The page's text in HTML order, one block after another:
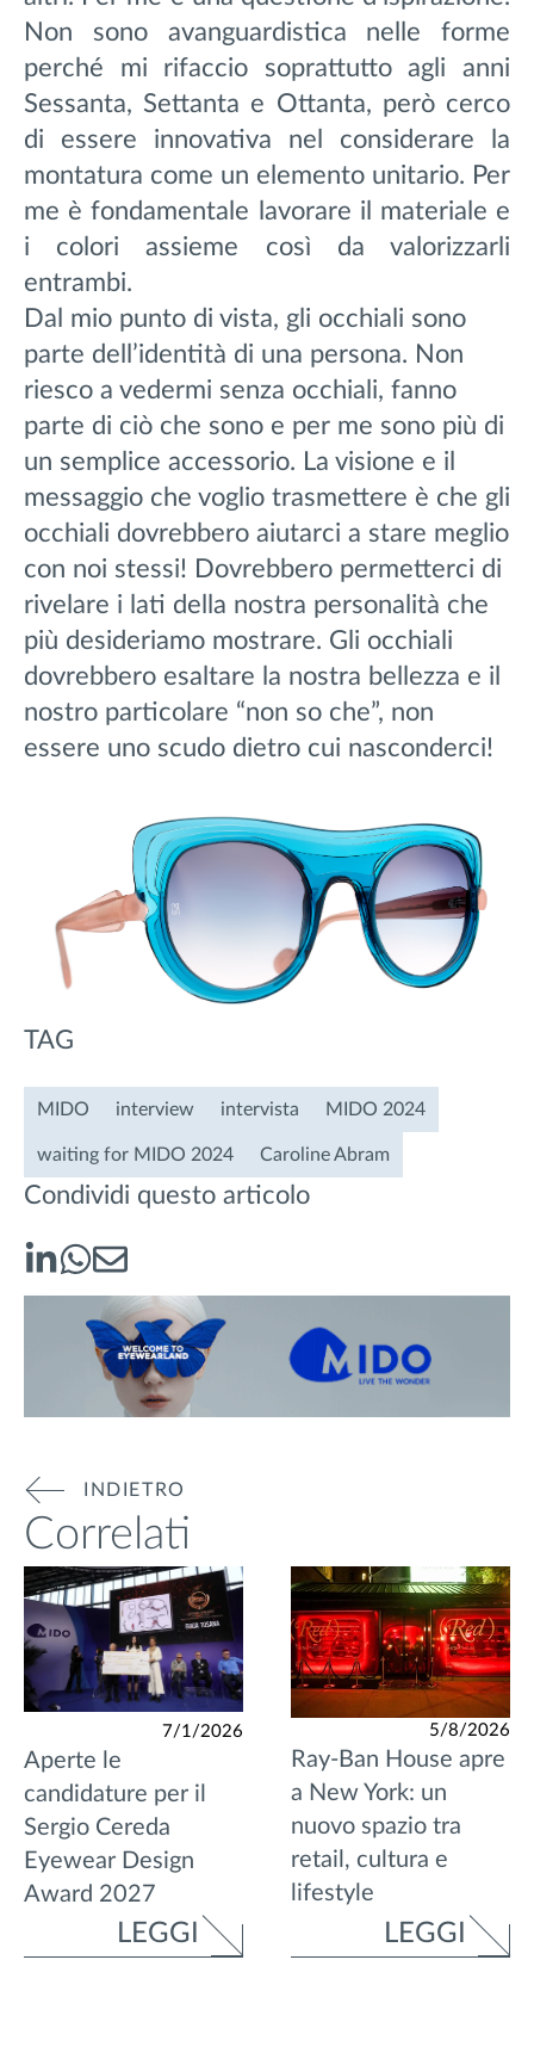
Non sono avanguardistica nelle forme
perché mi rifaccio soprattutto agli anni
Sessanta, Settanta e Ottanta, però cerco
di essere innovativa nel considerare la
montatura come un elemento unitario. Per
me è fondamentale lavorare il materiale e
i colori assieme così da valorizzarli
entrambi.
Dal mio punto di vista, gli occhiali sono
parte dell’identità di una persona. Non
riesco a vedermi senza occhiali, fanno
parte di ciò che sono e per me sono più di
un semplice accessorio. La visione e il
messaggio che voglio trasmettere è che gli
occhiali dovrebbero aiutarci a stare meglio
con noi stessi! Dovrebbero permetterci di
rivelare i lati della nostra personalità che
più desideriamo mostrare. Gli occhiali
dovrebbero esaltare la nostra bellezza e il
nostro particolare “non so che”, non
essere uno scudo dietro cui nasconderci!
TAG
MIDO interview intervista MIDO 2024
waiting for MIDO 2024 Caroline Abram
Condividi questo articolo
INDIETRO
Correlati
7/1/2026
Aperte le
candidature per il
Sergio Cereda
Eyewear Design
Award 2027
LEGGI
5/8/2026
Ray-Ban House apre
a New York: un
nuovo spazio tra
retail, cultura e
lifestyle
LEGGI